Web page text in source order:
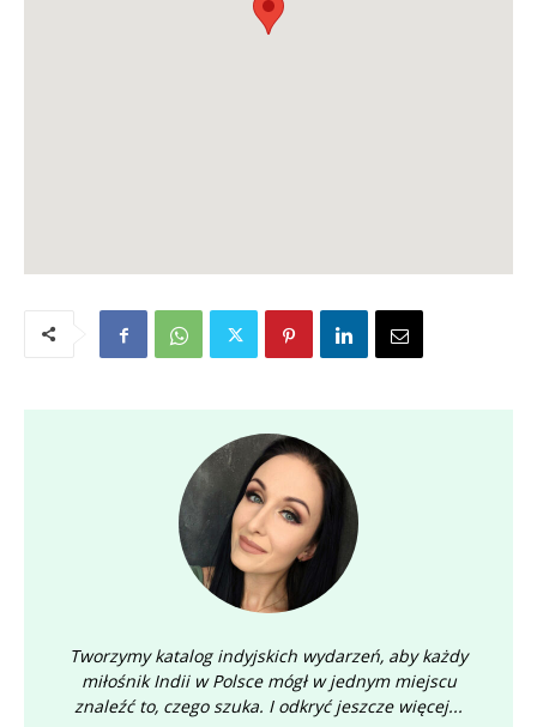
scen w Polsce i zagranicą. Założycielka Kahani Dance
Group, jedna z autorek serwisu oindiach.pl.
pojawiać szczegółowe informacje dotyczące
warsztatów 😊
Do zobaczenia na sali tanecznej! ❤
Tworzymy katalog indyjskich wydarzeń, aby każdy
miłośnik Indii w Polsce mógł w jednym miejscu
znaleźć to, czego szuka. I odkryć jeszcze więcej...